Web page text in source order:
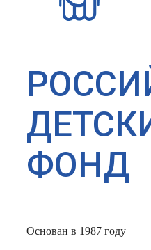
ФОНД
Основан в 1987 году